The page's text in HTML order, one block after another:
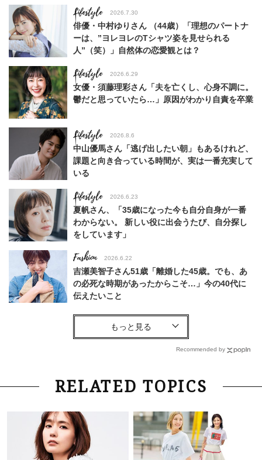
Lifestyle 2026.7.30
俳優・中村ゆりさん （44歳）「理想のパートナ
ーは、”ヨレヨレのTシャツ姿を見せられる
人”（笑）」自然体の恋愛観とは？
Lifestyle 2026.6.29
女優・須藤理彩さん「夫を亡くし、心身不調に。
鬱だと思っていたら…」原因がわかり自責を卒業
Lifestyle 2026.8.6
中山優馬さん「逃げ出したい朝」もあるけれど、
課題と向き合っている時間が、実は一番充実して
いる
Lifestyle 2026.6.23
夏帆さん、「35歳になった今も自分自身が一番
わからない。 新しい役に出会うたび、自分探し
をしています」
Fashion 2026.6.22
吉瀬美智子さん51歳「離婚した45歳。でも、あ
の必死な時期があったからこそ…」今の40代に
伝えたいこと
Fashion
【40代コンサバ派】白Tシャツは「パール×ゴー
Lifestyle 2026.7.29
「お若いですね」は褒め言葉？“若い＝美しい”と
ーレス連載22】
Lifestyle 2026.8.6
26年夏の【開運アクション】は”ひと拭き”習
Recommended by
RELATED TOPICS